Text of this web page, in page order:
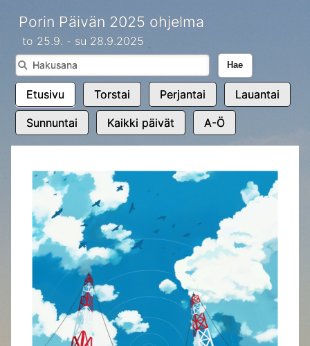
Porin Päivän 2025 ohjelma
to 25.9. - su 28.9.2025
Hae
Etusivu Torstai Perjantai Lauantai
Sunnuntai Kaikki päivät A-Ö